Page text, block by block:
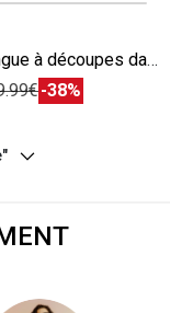
Robe longue à découpes dans le dos violet
-38%